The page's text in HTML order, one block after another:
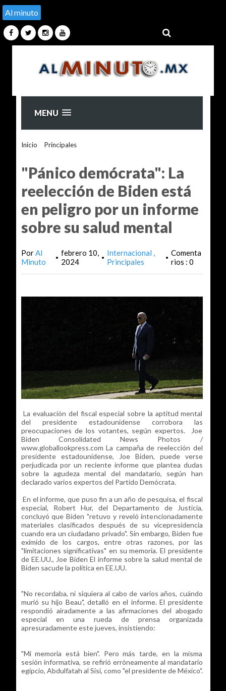
Al minuto
MENU
Inicio Principales>
"Pánico demócrata": La
reelección de Biden está
en peligro por un informe
sobre su salud mental
PorAl
Minuto
• febrero 10,
2024
• Internacional
Principales
• Comenta
rios : 0
La evaluación del fiscal especial sobre la aptitud mental
del presidente estadounidense corrobora las
preocupaciones de los votantes, según expertos. Joe
Biden Consolidated News Photos /
www.globallookpress.com La campaña de reelección del
presidente estadounidense, Joe Biden, puede verse
perjudicada por un reciente informe que plantea dudas
sobre la agudeza mental del mandatario, según han
declarado varios expertos del Partido Demócrata.
En el informe, que puso fin a un año de pesquisa, el fiscal
especial, Robert Hur, del Departamento de Justicia,
concluyó que Biden "retuvo y reveló intencionadamente
materiales clasificados después de su vicepresidencia
cuando era un ciudadano privado". Sin embargo, Biden fue
eximido de los cargos, entre otras razones, por las
"limitaciones significativas" en su memoria. El presidente
de EE.UU., Joe Biden El informe sobre la salud mental de
Biden sacude la política en EE.UU.
"No recordaba, ni siquiera al cabo de varios años, cuándo
murió su hijo Beau", detalló en el informe. El presidente
respondió airadamente a las afirmaciones del abogado
especial en una rueda de prensa organizada
apresuradamente este jueves, insistiendo:
"Mi memoria está bien". Pero más tarde, en la misma
sesión informativa, se refirió erróneamente al mandatario
egipcio, Abdulfatah al Sisi, como "el presidente de México".